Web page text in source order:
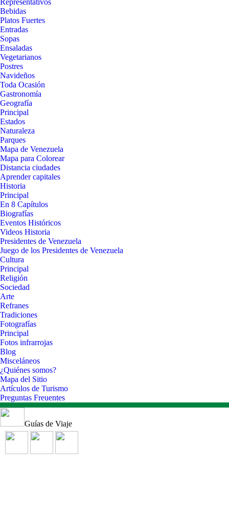
Representativos
Bebidas
Platos Fuertes
Entradas
Sopas
Ensaladas
Vegetarianos
Postres
Navideños
Toda Ocasión
Gastronomía
Geografía
Principal
Estados
Naturaleza
Parques
Mapa de Venezuela
Mapa para Colorear
Distancia ciudades
Aprender capitales
Historia
Principal
En 8 Capítulos
Biografías
Eventos Históricos
Videos Historia
Presidentes de Venezuela
Juego de los Presidentes de Venezuela
Cultura
Principal
Religión
Sociedad
Arte
Refranes
Tradiciones
Fotografías
Principal
Fotos infrarrojas
Blog
Misceláneos
¿Quiénes somos?
Mapa del Sitio
Artículos de Turismo
Preguntas Freuentes
Guías de Viaje